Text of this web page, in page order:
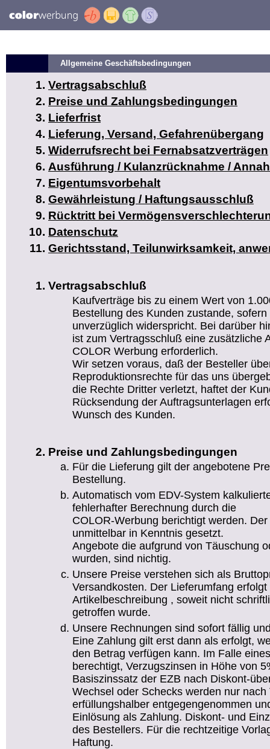
Allgemeine Geschäftsbedingungen
Vertragsabschluß
Preise und Zahlungsbedingungen
Lieferfrist
Lieferung, Versand, Gefahrenübergang
Widerrufsrecht bei Fernabsatzverträgen
Ausführung / Kulanzrücknahme /
Eigentumsvorbehalt
Gewährleistung / Haftungsausschluß
Rücktritt bei
Datenschutz
Gerichtsstand, Teilunwirksamkeit,
Vertragsabschluß
Kaufverträge bis zu einem Wert von
Bestellung des Kunden zustande,
unverzüglich widerspricht. Bei darüber
ist zum Vertragsschluß eine zusätzliche
COLOR Werbung erforderlich.
Wir setzen voraus, daß der Besteller
Reproduktionsrechte für das uns
die Rechte Dritter verletzt, haftet der
Rücksendung der Auftragsunterlagen
Wunsch des Kunden.
Preise und Zahlungsbedingungen
Für die Lieferung gilt der angebotene
Bestellung.
Automatisch vom EDV-System
fehlerhafter Berechnung durch die
COLOR-Werbung berichtigt werden.
unmittelbar in Kenntnis gesetzt.
Angebote die aufgrund von Täuschung
wurden, sind nichtig.
Unsere Preise verstehen sich als
Versandkosten. Der Lieferumfang
Artikelbeschreibung , soweit nicht
getroffen wurde.
Unsere Rechnungen sind sofort fällig
Eine Zahlung gilt erst dann als erfolgt,
den Betrag verfügen kann. Im Falle
berechtigt, Verzugszinsen in Höhe von
Basiszinssatz der EZB nach Diskont-
Wechsel oder Schecks werden nur nach
erfüllungshalber entgegengenommen
Einlösung als Zahlung. Diskont- und
des Bestellers. Für die rechtzeitige
Haftung.